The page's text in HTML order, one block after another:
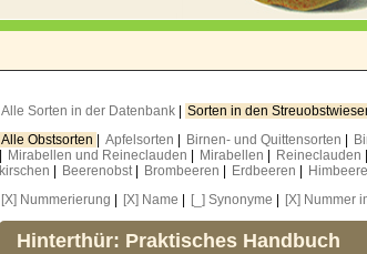
Alle Sorten in der Datenbank Sorten in den
Alle Obstsorten
Apfelsorten Birnen- und Quittensorten
Mirabellen und Reineclauden Mirabellen Reineclauden
kirschen
Beerenobst Brombeeren Erdbeeren
[X] Nummerierung
[X] Name [_] Synonyme [X] Nummer
Hinterthür: Praktisches Handbuch